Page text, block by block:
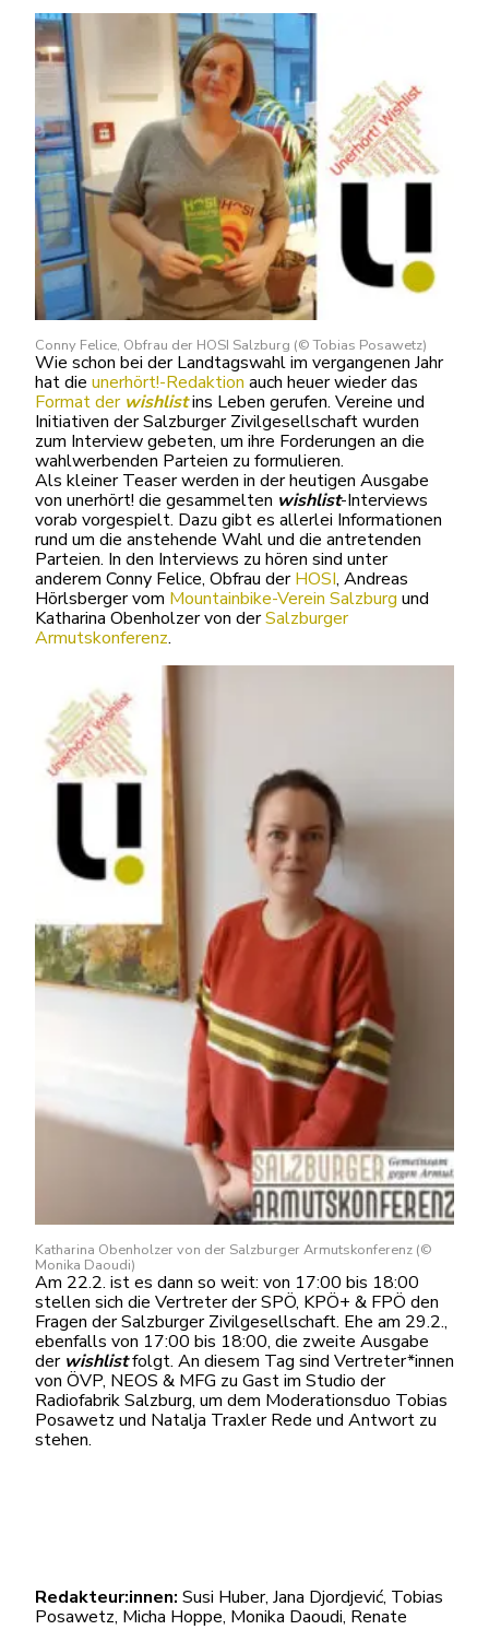
Conny Felice, Obfrau der HOSI Salzburg (© Tobias Posawetz)
Wie schon bei der Landtagswahl im vergangenen Jahr
hat die unerhört!-Redaktion auch heuer wieder das
Format der wishlistins Leben gerufen. Vereine und
Initiativen der Salzburger Zivilgesellschaft wurden
zum Interview gebeten, um ihre Forderungen an die
wahlwerbenden Parteien zu formulieren.
Als kleiner Teaser werden in der heutigen Ausgabe
von unerhört! die gesammelten wishlist-Interviews
vorab vorgespielt. Dazu gibt es allerlei Informationen
rund um die anstehende Wahl und die antretenden
Parteien. In den Interviews zu hören sind unter
anderem Conny Felice, Obfrau derHOSI, Andreas
Hörlsberger vom Mountainbike-Verein Salzburg und
Katharina Obenholzer von derSalzburger
Armutskonferenz.
Katharina Obenholzer von der Salzburger Armutskonferenz (©
Monika Daoudi)
Am 22.2. ist es dann so weit: von 17:00 bis 18:00
stellen sich die Vertreter der SPÖ, KPÖ+ & FPÖ den
Fragen der Salzburger Zivilgesellschaft. Ehe am 29.2.,
ebenfalls von 17:00 bis 18:00, die zweite Ausgabe
der wishlistfolgt. An diesem Tag sind Vertreter*innen
von ÖVP, NEOS & MFG zu Gast im Studio der
Radiofabrik Salzburg, um dem Moderationsduo Tobias
Posawetz und Natalja Traxler Rede und Antwort zu
stehen.
Redakteur:innen: Susi Huber, Jana Djordjević, Tobias
Posawetz, Micha Hoppe, Monika Daoudi, Renate